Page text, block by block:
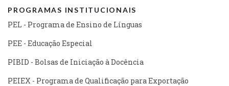
PROGRAMAS INSTITUCIONAIS
PEL - Programa de Ensino de Línguas
PEE - Educação Especial
PIBID - Bolsas de Iniciação à Docência
PEIEX - Programa de Qualificação para Exportação